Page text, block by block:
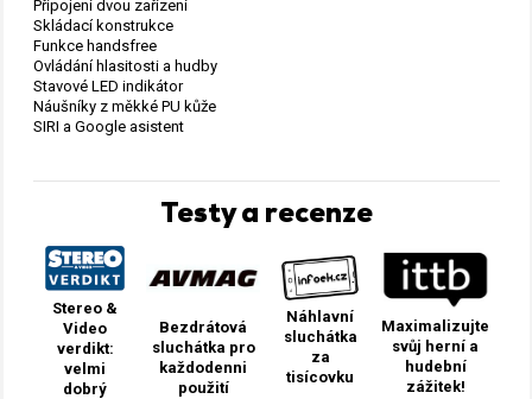
Připojení dvou zařízení
Skládací konstrukce
Funkce handsfree
Ovládání hlasitosti a hudby
Stavové LED indikátor
Náušníky z měkké PU kůže
SIRI a Google asistent
Testy a recenze
Stereo &
Video
verdikt:
velmi
dobrý
Bezdrátová
sluchátka pro
každodenni
použití
Náhlavní
sluchátka
za
tisícovku
Maximalizujte
svůj herní a
hudební
zážitek!